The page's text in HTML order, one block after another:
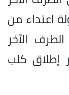
اعتداء من
الآخر
إطلاق كلب